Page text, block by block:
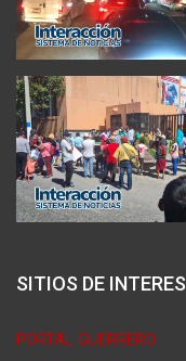
SITIOS DE INTERES
PORTAL GUERRERO